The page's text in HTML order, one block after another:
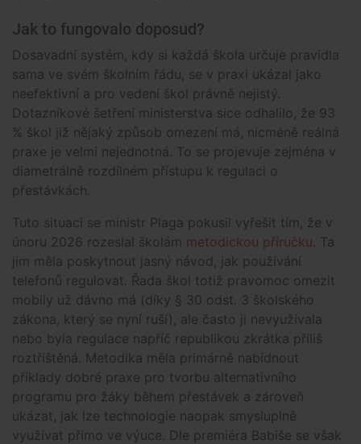
Jak to fungovalo doposud?
Dosavadní systém, kdy si každá škola určuje pravidla
sama ve svém školním řádu, se v praxi ukázal jako
neefektivní a pro vedení škol právně nejistý.
Dotazníkové šetření ministerstva sice odhalilo, že 93
% škol již nějaký způsob omezení má, nicméně reálná
praxe je velmi nejednotná. To se projevuje zejména v
diametrálně rozdílném přístupu k regulaci o
přestávkách.
Tuto situaci se ministr Plaga pokusil vyřešit tím, že v
únoru 2026 rozeslal školám metodickou příručku. Ta
jim měla poskytnout jasný návod, jak používání
telefonů regulovat. Řada škol totiž pravomoc omezit
mobily už dávno má (díky § 30 odst. 3 školského
zákona, který se nyní ruší), ale často ji nevyužívala
nebo byla regulace napříč republikou zkrátka příliš
roztříštěná. Metodika měla primárně nabídnout
příklady dobré praxe pro tvorbu alternativního
programu pro žáky během přestávek a zároveň
ukázat, jak lze technologie naopak smysluplně
využívat přímo ve výuce. Dle premiéra Babiše se však